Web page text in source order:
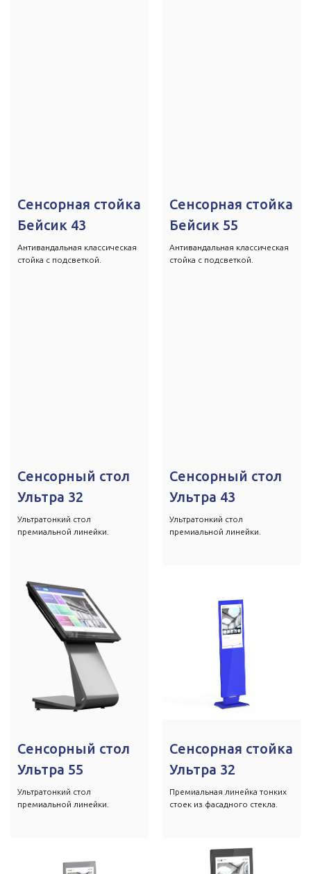
Сенсорная стойка
Бейсик 43
Антивандальная классическая
стойка с подсветкой.
Сенсорная стойка
Бейсик 55
Антивандальная классическая
стойка с подсветкой.
Сенсорный стол
Ультра 32
Ультратонкий стол
премиальной линейки.
Сенсорный стол
Ультра 43
Ультратонкий стол
премиальной линейки.
Сенсорный стол
Ультра 55
Ультратонкий стол
премиальной линейки.
Сенсорная стойка
Ультра 32
Премиальная линейка тонких
стоек из фасадного стекла.
Оставить заявку
Мы создаем готовые
интерактивные решения
для вас и ваших клиентов!
наш менеджер обязательно перезвонит
Вам